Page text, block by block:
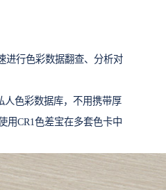
进行色彩数据翻查、分析对
人色彩数据库，不用携带厚
用CR1色差宝在多套色卡中